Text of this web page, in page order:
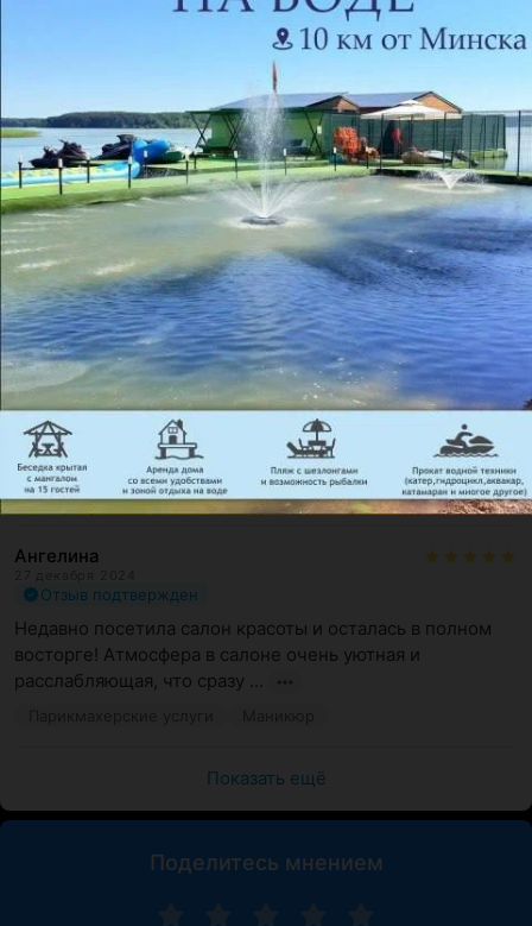
Светлана
25 июля 2026
Отзыв подтвержден
Хочу оставить отзыв о своем разочаровании...записалась
я на основе других отзывов...и пожалела...подстригли
очень коротк...
Женская стрижка
Елена
4 февраля 2026
Отзыв подтвержден Рекомендую
К мастеру Ольге езжу с другого конца города, т.к.
только после её стрижки волосы ,,сами знают как им
надо  укладываться,...
Сложное окрашивание волос
Ангелина
Отзыв подтвержден
Недавно посетила салон красоты и осталась в полном
восторге! Атмосфера в салоне очень уютная и
расслабляющая, что сразу ...
Показать ещё
Поделитесь мнением